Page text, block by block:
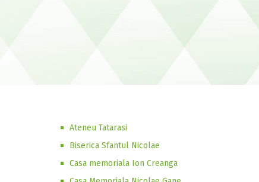
Ateneu Tatarasi
Biserica Sfantul Nicolae
Casa memoriala Ion Creanga